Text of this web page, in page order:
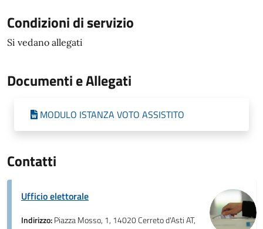
Condizioni di servizio
Si vedano allegati
Documenti e Allegati
MODULO ISTANZA VOTO ASSISTITO
Contatti
Ufficio elettorale
Indirizzo:Piazza Mosso, 1, 14020 Cerreto d'Asti AT,